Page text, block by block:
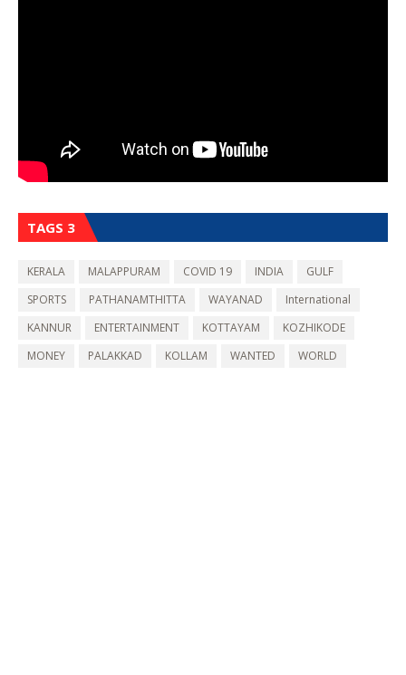
TAGS 3
KERALA MALAPPURAM COVID 19 INDIA
GULF
SPORTS
PATHANAMTHITTA WAYANAD
International
KANNUR
ENTERTAINMENT KOTTAYAM
KOZHIKODE
MONEY
PALAKKAD KOLLAM WANTED WORLD